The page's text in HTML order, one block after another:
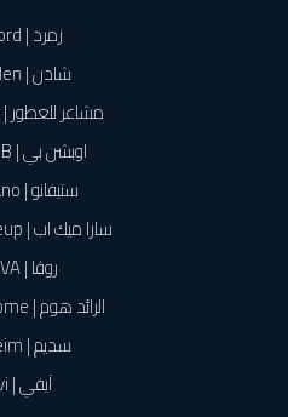
زمرد | zmord
شادن | Shaden
مشاعر للعطور | Mashaer
اوبشن بي | Option B
ستيفانو | Stevano
سارا ميك اب | Sara Makeup
روڤا | ROVA
الرائد هوم | Alraed Home
سديم | Sadeim
آيفي | aivi